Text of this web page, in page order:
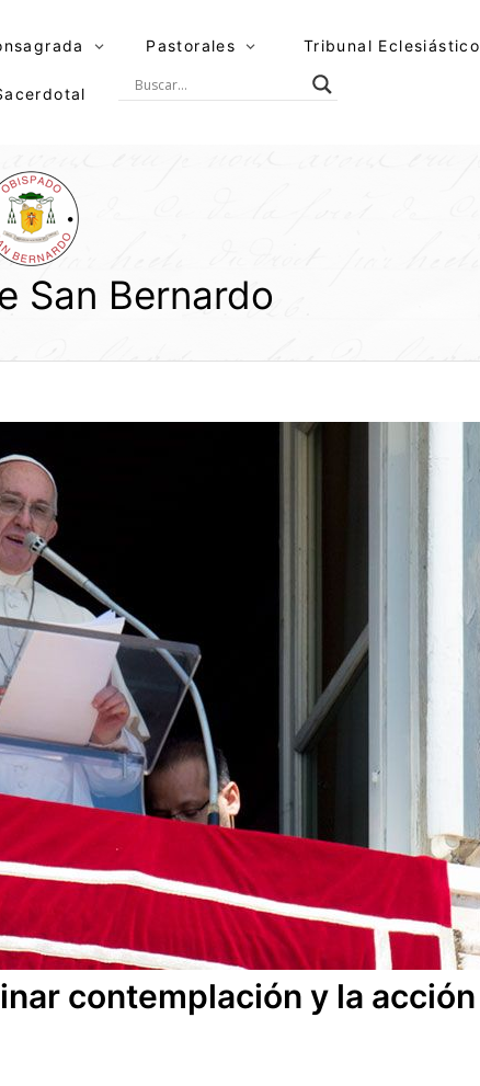
Pastorales Tribunal Eclesiástico
San Bernardo
contemplación y la acción